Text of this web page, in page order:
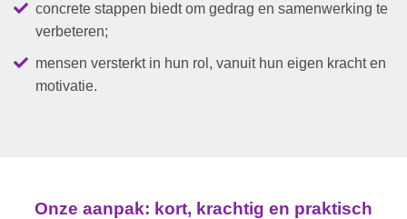
concrete stappen biedt om gedrag en samenwerking te
verbeteren;
mensen versterkt in hun rol, vanuit hun eigen kracht en
motivatie.
Onze aanpak: kort, krachtig en praktisch